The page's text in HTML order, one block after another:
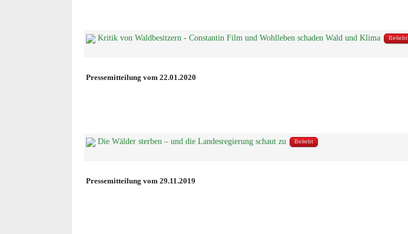
Kritik von Waldbesitzern - Constantin Film und Wohlleben schaden Wald und Klima Beliebt
Pressemitteilung vom 22.01.2020
Die Wälder sterben – und die Landesregierung schaut zu Beliebt
Pressemitteilung vom 29.11.2019